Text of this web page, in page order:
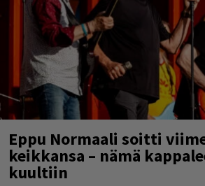
Eppu Normaali soitti
keikkansa – nämä
kuultiin